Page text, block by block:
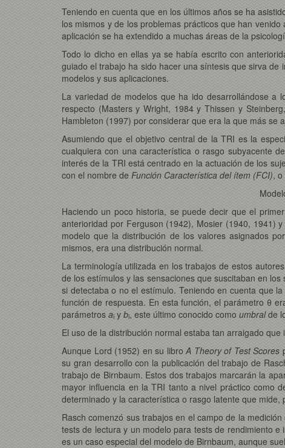
Teniendo en cuenta que en los últimos años se ha
los mismos y de los problemas prácticos que han
aplicación se ha extendido a muchas áreas de la
Todo lo dicho en ellas ya se había escrito con
guiado el trabajo ha sido hacer una síntesis que sirva
modelos y sus aplicaciones.
La variedad de modelos que ha ido desarrollándose a
respecto (Masters y Wright, 1984 y Thissen y
Hambleton (1997) por considerar que era la que más se
Asumiendo que el objetivo central de la TRI es la
cualquiera con una característica o rasgo subyacente
interés de la TRI está centrado en la actuación de los
con el nombre de Función Característica del ítem (FCI), o
Haciendo un poco historia, se puede decir que el
anterioridad por Ferguson (1942), Mosier (1940, 1941)
modelo que la distribución de los valores asignados
mismos, era una distribución normal.
La terminología utilizada en los trabajos de estos
de los estímulos y las sensaciones que suscitaban en
si detectaba o no el estímulo. Teniendo en cuenta que
función de respuesta. En esta función, el parámetro θ
parámetros ai y bi, este último conocido como umbralde
El uso de la distribución normal estaba tan arraigado
Aunque Lord (1952) en su libroA Theory of Test Scores
su gran desarrollo con la publicación del trabajo de
trabajo de Birnbaum. Estos dos trabajos marcarán la
mayor influencia en la TRI tanto a nivel práctico como
determinado y la característica o rasgo latente que
Rasch comenzó sus trabajos en el campo de la
tests de lectura y un modelo para tests de rendimiento e
es un caso especial del modelo de Birnbaum, aunque